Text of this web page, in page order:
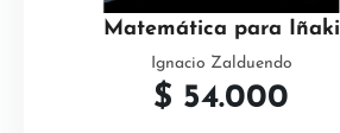
Matemática para Iñaki
Ignacio Zalduendo
$ 54.000